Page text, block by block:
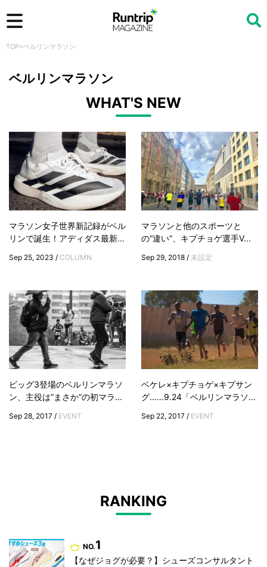
TOP>ベルリンマラソン
ベルリンマラソン
WHAT'S NEW
マラソン女子世界新記録がベル
リンで誕生！アディダス最新...
Sep 25, 2023 / COLUMN
マラソンと他のスポーツと
の“違い”、キプチョゲ選手V...
Sep 29, 2018 / 未設定
ビッグ3登場のベルリンマラソ
ン、主役は“まさか”の初マラ...
Sep 28, 2017 / EVENT
ベケレ×キプチョゲ×キプサン
グ……9.24「ベルリンマラソ...
Sep 22, 2017 / EVENT
RANKING
NO.1
【なぜジョグが必要？】シューズコンサルタント